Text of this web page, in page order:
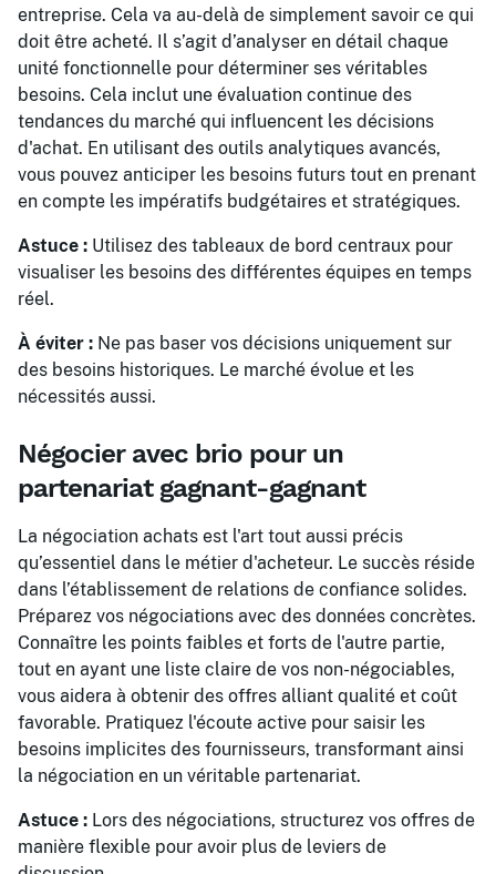
entreprise. Cela va au-delà de simplement savoir ce qui
doit être acheté. Il s’agit d’analyser en détail chaque
unité fonctionnelle pour déterminer ses véritables
besoins. Cela inclut une évaluation continue des
tendances du marché qui influencent les décisions
d'achat. En utilisant des outils analytiques avancés,
vous pouvez anticiper les besoins futurs tout en prenant
en compte les impératifs budgétaires et stratégiques.
Astuce : Utilisez des tableaux de bord centraux pour
visualiser les besoins des différentes équipes en temps
réel.
À éviter : Ne pas baser vos décisions uniquement sur
des besoins historiques. Le marché évolue et les
nécessités aussi.
Négocier avec brio pour un
partenariat gagnant-gagnant
La négociation achats est l'art tout aussi précis
qu’essentiel dans le métier d'acheteur. Le succès réside
dans l’établissement de relations de confiance solides.
Préparez vos négociations avec des données concrètes.
Connaître les points faibles et forts de l'autre partie,
tout en ayant une liste claire de vos non-négociables,
vous aidera à obtenir des offres alliant qualité et coût
favorable. Pratiquez l'écoute active pour saisir les
besoins implicites des fournisseurs, transformant ainsi
la négociation en un véritable partenariat.
Astuce : Lors des négociations, structurez vos offres de
manière flexible pour avoir plus de leviers de